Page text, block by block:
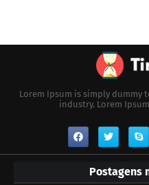
Lorem Ipsum is simply
industry. Lorem
Postagens